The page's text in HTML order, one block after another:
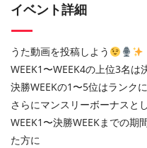
イベント詳細
うた動画を投稿しよう
WEEK1〜WEEK4の上位3名は
決勝WEEKの1〜5位はランク
さらにマンスリーボーナスと
WEEK1〜決勝WEEKまでの期
た方に